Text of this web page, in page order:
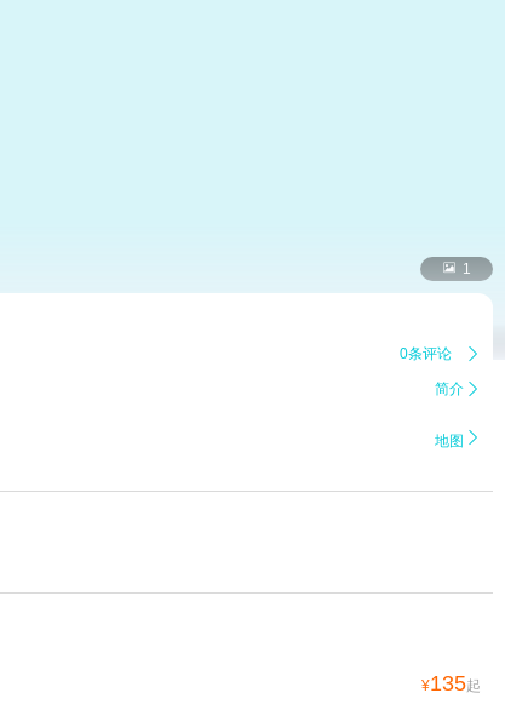
 1
0条评论 
简介 
地图 
¥135起